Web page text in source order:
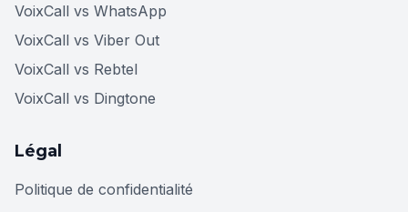
VoixCall vs WhatsApp
VoixCall vs Viber Out
VoixCall vs Rebtel
VoixCall vs Dingtone
Légal
Politique de confidentialité